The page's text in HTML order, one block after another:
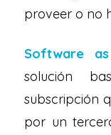
proveer o no
Software
solución
subscripción
por un